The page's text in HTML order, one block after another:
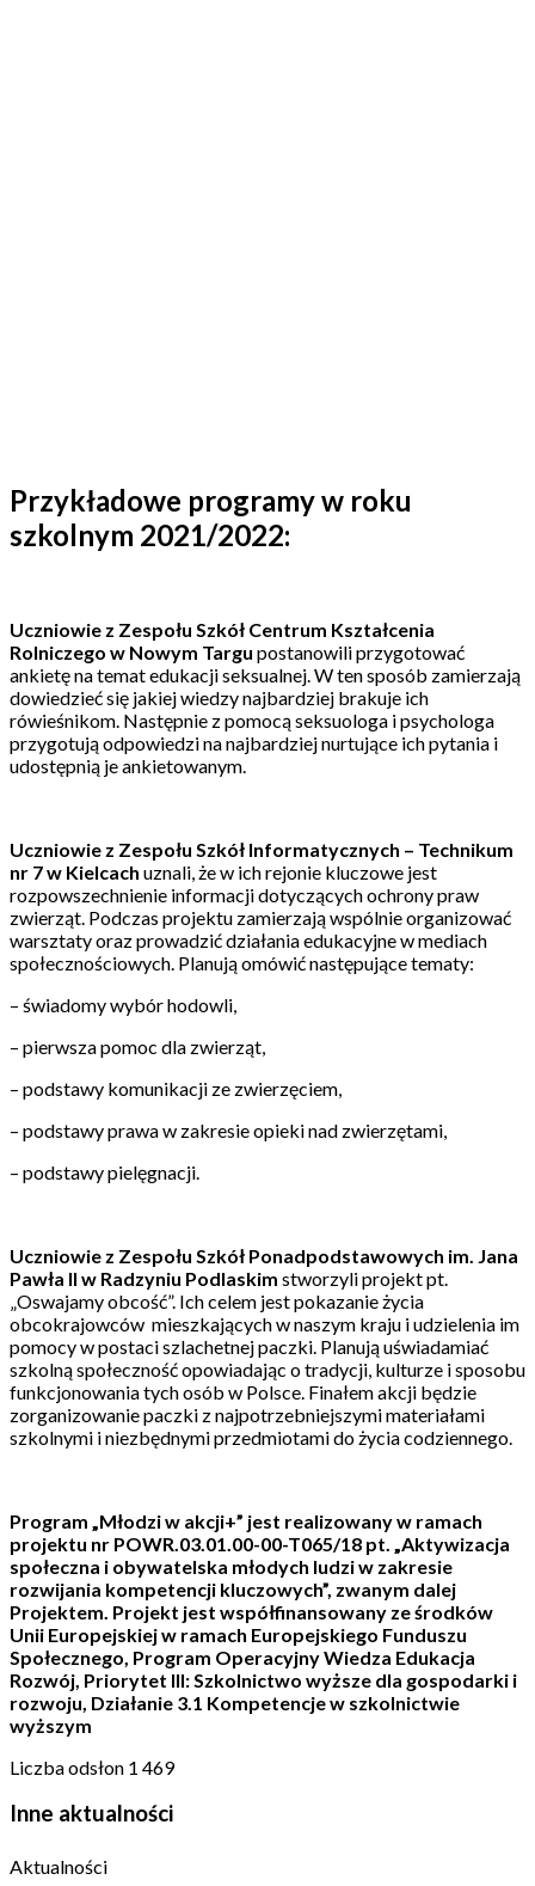
Przykładowe programy w roku
szkolnym 2021/2022:
Uczniowie z Zespołu Szkół Centrum Kształcenia
Rolniczego w Nowym Targu postanowili przygotować
ankietę na temat edukacji seksualnej. W ten sposób zamierzają
dowiedzieć się jakiej wiedzy najbardziej brakuje ich
rówieśnikom. Następnie z pomocą seksuologa i psychologa
przygotują odpowiedzi na najbardziej nurtujące ich pytania i
udostępnią je ankietowanym.
Uczniowie z Zespołu Szkół Informatycznych – Technikum
nr 7 w Kielcach uznali, że w ich rejonie kluczowe jest
rozpowszechnienie informacji dotyczących ochrony praw
zwierząt. Podczas projektu zamierzają wspólnie organizować
warsztaty oraz prowadzić działania edukacyjne w mediach
społecznościowych. Planują omówić następujące tematy:
– świadomy wybór hodowli,
– pierwsza pomoc dla zwierząt,
– podstawy komunikacji ze zwierzęciem,
– podstawy prawa w zakresie opieki nad zwierzętami,
– podstawy pielęgnacji.
Uczniowie z Zespołu Szkół Ponadpodstawowych im. Jana
Pawła II w Radzyniu Podlaskim stworzyli projekt pt.
„Oswajamy obcość”. Ich celem jest pokazanie życia
obcokrajowców mieszkających w naszym kraju i udzielenia im
pomocy w postaci szlachetnej paczki. Planują uświadamiać
szkolną społeczność opowiadając o tradycji, kulturze i sposobu
funkcjonowania tych osób w Polsce. Finałem akcji będzie
zorganizowanie paczki z najpotrzebniejszymi materiałami
szkolnymi i niezbędnymi przedmiotami do życia codziennego.
Program „Młodzi w akcji+” jest realizowany w ramach
projektu nr POWR.03.01.00-00-T065/18 pt. „Aktywizacja
społeczna i obywatelska młodych ludzi w zakresie
rozwijania kompetencji kluczowych”, zwanym dalej
Projektem. Projekt jest współfinansowany ze środków
Unii Europejskiej w ramach Europejskiego Funduszu
Społecznego, Program Operacyjny Wiedza Edukacja
Rozwój, Priorytet III: Szkolnictwo wyższe dla gospodarki i
rozwoju, Działanie 3.1 Kompetencje w szkolnictwie
wyższym
Liczba odsłon 1 469
Inne aktualności
Aktualności